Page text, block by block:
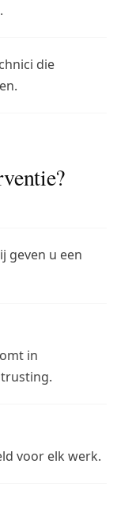
die
geven u een
in
voor elk werk.